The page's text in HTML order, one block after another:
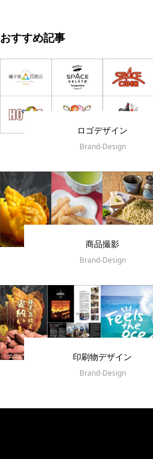
おすすめ記事
ロゴデザイン
Brand-Design
商品撮影
Brand-Design
印刷物デザイン
Brand-Design